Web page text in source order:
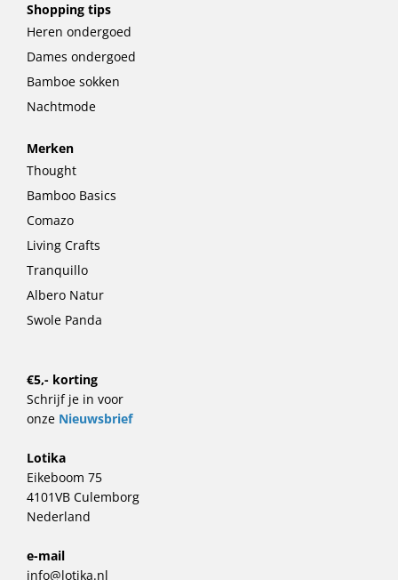
Shopping tips
Heren ondergoed
Dames ondergoed
Bamboe sokken
Nachtmode
Merken
Thought
Bamboo Basics
Comazo
Living Crafts
Tranquillo
Albero Natur
Swole Panda
€5,- korting
Schrijf je in voor
onze Nieuwsbrief
Lotika
Eikeboom 75
4101VB Culemborg
Nederland
e-mail
info@lotika.nl